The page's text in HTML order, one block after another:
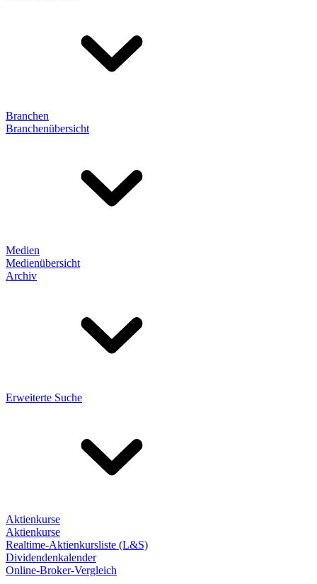
Branchen
Branchenübersicht
Medien
Medienübersicht
Archiv
Erweiterte Suche
Aktienkurse
Aktienkurse
Realtime-Aktienkursliste (L&S)
Dividendenkalender
Online-Broker-Vergleich